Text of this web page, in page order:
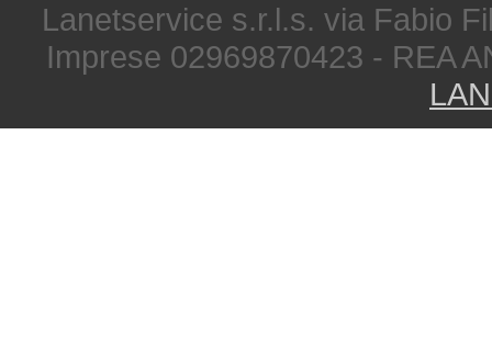
Lanetservice s.r.l.s. via Fabio
Imprese 02969870423 - REA